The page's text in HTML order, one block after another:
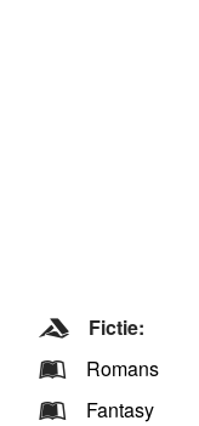
Fictie:
Romans
Fantasy